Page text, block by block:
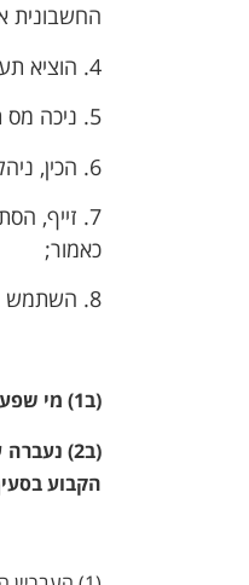
החשבונית
4. הוציא תעודת זיכוי או מסמך הנחזה כתעודת זיכוי, מבלי שהיה רשאי לעשות כן;
5. ניכה מס תשומות בלי שיש לו לגביו מסמך כאמור בסעיף 38;
6. הכין, ניהל או הרשה לאחר להכין או לנהל, פנקסי חשבונות כוזבים או רשומות אחרות כוזבות;
7. זייף,
כאמור;
8. השתמש בכל מרמה או תחבולה או שהרשה לאחר להשתמש בהן או עשה מעשה אחר.
(ב1) מי שפעל במטרה להביא לכך שאדם אחר יתחמק או ישתמט מתשלום מס שאותו אדם חייב בו, דינו – מאסר 5 שנים.
הקבוע בסעיף 61(א)(4) לחוק העונשין; בסעיף זה, "נסיבות מחמירות"